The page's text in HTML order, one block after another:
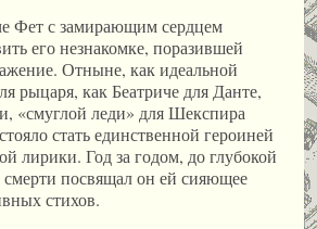
Фет с замирающим сердцем
его незнакомке, поразившей
Отныне, как идеальной
рыцаря, как Беатриче для Данте,
«смуглой леди» для Шекспира
стать единственной героиней
лирики. Год за годом, до глубокой
смерти посвящал он ей сияющее
стихов.